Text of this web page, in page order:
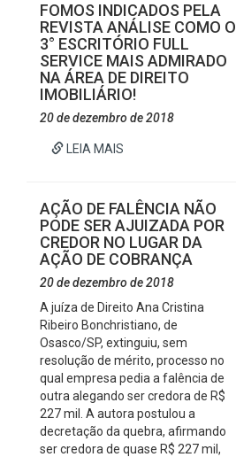
FOMOS INDICADOS PELA
REVISTA ANÁLISE COMO O
3° ESCRITÓRIO FULL
SERVICE MAIS ADMIRADO
NA ÁREA DE DIREITO
IMOBILIÁRIO!
20 de dezembro de 2018
LEIA MAIS
AÇÃO DE FALÊNCIA NÃO
PODE SER AJUIZADA POR
CREDOR NO LUGAR DA
AÇÃO DE COBRANÇA
20 de dezembro de 2018
A juíza de Direito Ana Cristina
Ribeiro Bonchristiano, de
Osasco/SP, extinguiu, sem
resolução de mérito, processo no
qual empresa pedia a falência de
outra alegando ser credora de R$
227 mil. A autora postulou a
decretação da quebra, afirmando
ser credora de quase R$ 227 mil,